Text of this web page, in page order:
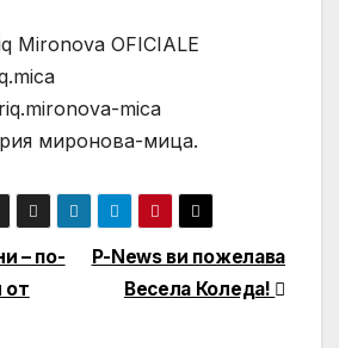
Mironova OFICIALE
mica
миронова-мица.
P-News ви пожелава
Весела Коледа!
– по-
от